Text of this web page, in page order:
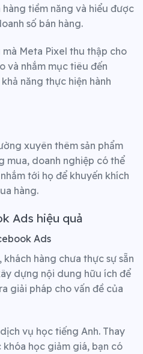
tiềm năng và hiểu được
số bán hàng.
Meta Pixel thu thập cho
và nhắm mục tiêu đến
năng thực hiện hành
xuyên thêm sản phẩm
mua, doanh nghiệp có thể
tới họ để khuyến khích
hàng.
Ads hiệu quả
Ads
hàng chưa thực sự sẵn
dựng nội dung hữu ích để
giải pháp cho vấn đề của
vụ học tiếng Anh. Thay
học giảm giá, bạn có